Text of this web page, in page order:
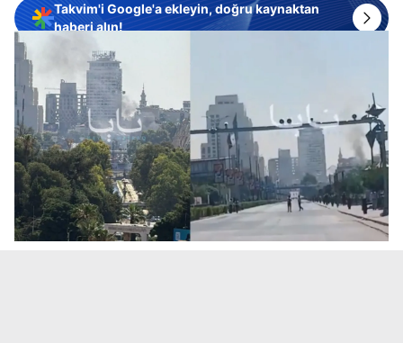
Takvim'i Google'a ekleyin, doğru kaynaktan
haberi alın!